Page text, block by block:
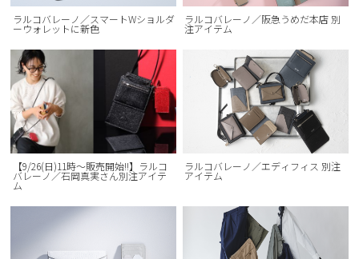
ラルコバレーノ／スマートWショルダ
ーウォレットに新色
ラルコバレーノ／阪急うめだ本店 別
注アイテム
【9/26(日)11時〜販売開始!!】ラルコ
バレーノ／石岡真実さん別注アイテ
ム
ラルコバレーノ／エディフィス 別注
アイテム